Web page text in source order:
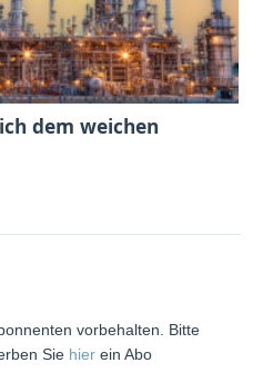
dem weichen
vorbehalten. Bitte
Sie hier ein Abo